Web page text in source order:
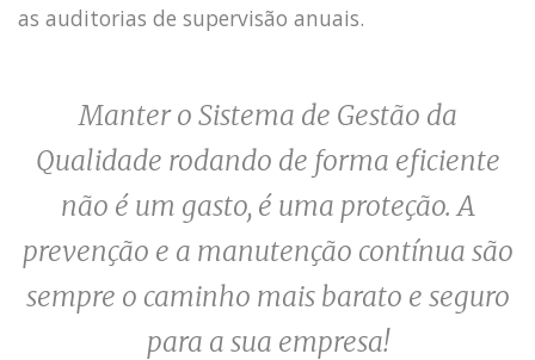
as auditorias de supervisão anuais.
Manter o Sistema de Gestão da
Qualidade rodando de forma eficiente
não é um gasto, é uma proteção. A
prevenção e a manutenção contínua são
sempre o caminho mais barato e seguro
para a sua empresa!